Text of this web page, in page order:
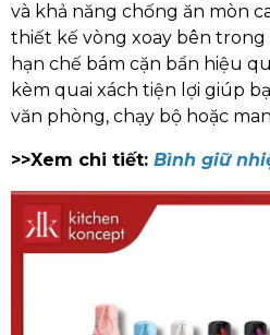
và khả năng chống ăn mòn
thiết kế vòng xoay bên
hạn chế bám cặn bẩn hiệu
kèm quai xách tiện lợi giúp
văn phòng, chạy bộ hoặc
>>Xem chi tiết: Bình giữ